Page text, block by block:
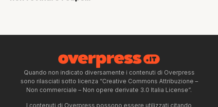
Quando non indicato diversamente i contenuti di Overpress
sono rilasciati sotto licenza “Creative Commons Attribuzione –
Non commerciale – Non opere derivate 3.0 Italia License”.
I contenuti di Overpress possono essere utilizzati citando